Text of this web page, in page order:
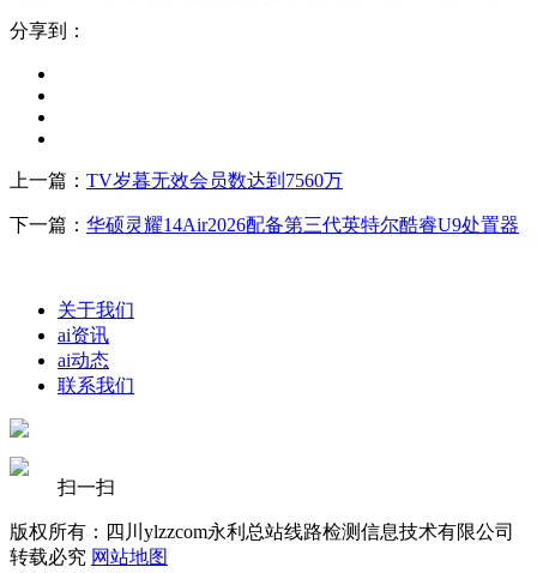
分享到：
上一篇： TV岁暮无效会员数达到7560万
下一篇： 华硕灵耀14Air2026配备第三代英特尔酷睿U9处置器
关于我们
ai资讯
ai动态
联系我们
扫一扫
版权所有：四川ylzzcom永利总站线路检测信息技术有限公司
转载必究 网站地图